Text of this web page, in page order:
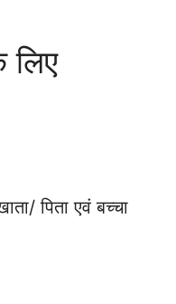
लिए
पिता एवं बच्चा